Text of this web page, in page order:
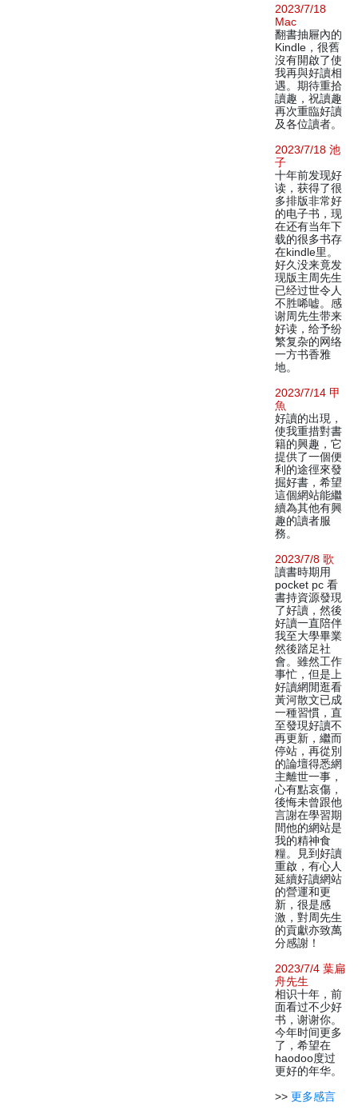
2023/7/18
Mac
翻書抽屜內的
Kindle，很舊
沒有開啟了使
我再與好讀相
遇。期待重拾
讀趣，祝讀趣
再次重臨好讀
及各位讀者。
2023/7/18 池
子
十年前发现好
读，获得了很
多排版非常好
的电子书，现
在还有当年下
载的很多书存
在kindle里。
好久没来竟发
现版主周先生
已经过世令人
不胜唏嘘。感
谢周先生带来
好读，给予纷
繁复杂的网络
一方书香雅
地。
2023/7/14 甲
魚
好讀的出現，
使我重措對書
籍的興趣，它
提供了一個便
利的途徑來發
掘好書，希望
這個網站能繼
續為其他有興
趣的讀者服
務。
2023/7/8 歌
讀書時期用
pocket pc 看
書持資源發現
了好讀，然後
好讀一直陪伴
我至大學畢業
然後踏足社
會。雖然工作
事忙，但是上
好讀網閒逛看
黃河散文已成
一種習慣，直
至發現好讀不
再更新，繼而
停站，再從別
的論壇得悉網
主離世一事，
心有點哀傷，
後悔未曾跟他
言謝在學習期
間他的網站是
我的精神食
糧。見到好讀
重啟，有心人
延續好讀網站
的營運和更
新，很是感
激，對周先生
的貢獻亦致萬
分感謝！
2023/7/4 葉扁
舟先生
相识十年，前
面看过不少好
书，谢谢你。
今年时间更多
了，希望在
haodoo度过
更好的年华。
>> 更多感言